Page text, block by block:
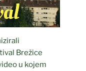
Brežice
u kojem